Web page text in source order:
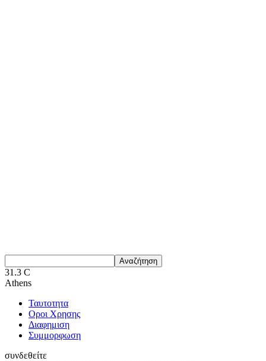
31.3 C
Athens
Ταυτοτητα
Οροι Χρησης
Διαφημιση
Συμμορφωση
συνδεθείτε